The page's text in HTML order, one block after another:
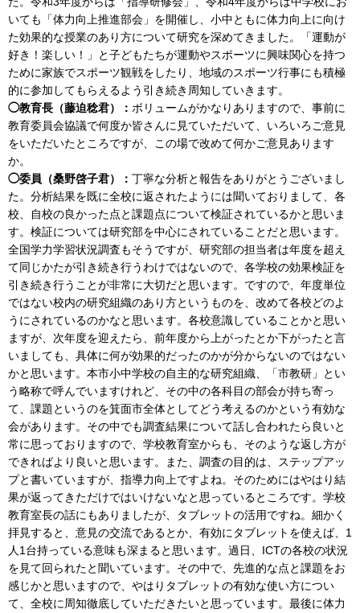
いても「体力向上推進部会」を開催し、小中ともに体力向上に向け
た効果的な授業のあり方について研究を深めてきました。「運動が
好き！楽しい！」と子どもたちが運動やスポーツに興味関心を持つ
ために家族でスポーツ観戦をしたり、地域のスポーツ行事にも積極
的に参加してもらえるよう引き続き周知していきます。
◯教育長（藤迫稔君）： ボリュームがかなりありますので、事前に
教育委員会協議で何度か皆さんに見ていただいて、いろいろご意見
をいただいたところですが、この場で改めて何かご意見あります
か。
◯委員（桑野啓子君）： 丁寧な分析と報告をありがとうございまし
た。分析結果を既に全校に返されたようには聞いておりまして、各
校、自校の良かった点と課題点について検証されているかと思いま
す。検証については研究部を中心にされていることだと思います。
全国学力学習状況調査もそうですが、研究部の担当者は年度を超え
て同じかたが引き続き行うわけではないので、各学校の効果検証を
引き続き行うことが非常に大切だと思います。ですので、年度単位
ではない校内の研究組織のあり方というものを、改めて各校どのよ
うにされているのかなと思います。各校意識していることかと思い
ますが、次年度を迎えたら、前年度から上がったとか下がったと言
いましても、具体に何が効果的だったのかが分からないのではない
かと思います。本市小中学校の自主的な研究組織、「市教研」とい
う略称で呼んでいますけれど、その中の各科目の部会が持ち寄っ
て、課題というのを箕面市全体としてどう考えるのかという有効な
会があります。その中でも調査結果について話し合われたら良いと
常に思っておりますので、学校教育室からも、そのような返し方が
できればより良いと思います。また、調査の目的は、ステップアッ
プと書いていますが、指導力向上ですよね。そのためにはやはり結
果が返ってきただけではいけないなと思っているところです。学校
教育室長の話にもありましたが、タブレットの活用ですね。細かく
拝見すると、意見の交流であるとか、有効にタブレットを使えば、1
人1台持っている意味も深まると思います。過日、ICTの各校の状況
を見て回られたと聞いています。その中で、先進的な点と課題をお
感じかと思いますので、やはりタブレットの有効な使い方につい
て、全校に周知徹底していただきたいと思っています。最後に体力